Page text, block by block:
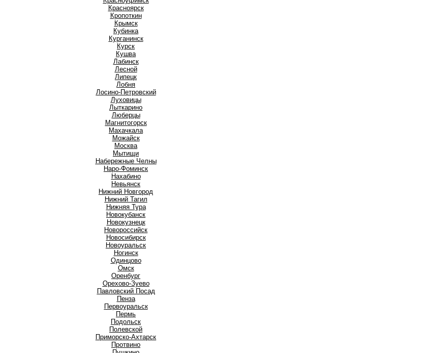
Красноярск
Кропоткин
Крымск
Кубинка
Курганинск
Курск
Кушва
Лабинск
Лесной
Липецк
Лобня
Лосино-Петровский
Луховицы
Лыткарино
Люберцы
Магнитогорск
Махачкала
Можайск
Москва
Мытищи
Набережные Челны
Наро-Фоминск
Нахабино
Невьянск
Нижний Новгород
Нижний Тагил
Нижняя Тура
Новокубанск
Новокузнецк
Новороссийск
Новосибирск
Новоуральск
Ногинск
Одинцово
Омск
Оренбург
Орехово-Зуево
Павловский Посад
Пенза
Первоуральск
Пермь
Подольск
Полевской
Приморско-Ахтарск
Протвино